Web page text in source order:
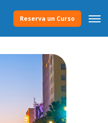
Reserva un Curso